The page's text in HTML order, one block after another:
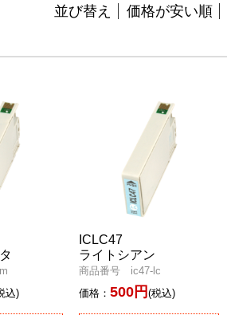
並び替え 価格が安い順
込)
ICLC47
ライトシアン
商品番号 ic47-lc
価格： 500円 (税込)